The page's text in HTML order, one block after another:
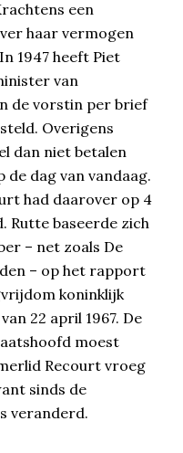
een
haar vermogen
1947 heeft Piet
van
de vorstin per brief
Overigens
dan niet betalen
dag van vandaag.
had daarover op 4
Rutte baseerde zich
– net zoals De
– op het rapport
koninklijk
22 april 1967. De
moest
Recourt vroeg
sinds de
veranderd.